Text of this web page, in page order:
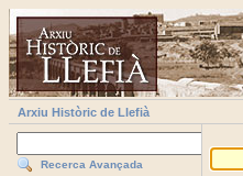
Arxiu Històric de Llefià
Recerca Avançada